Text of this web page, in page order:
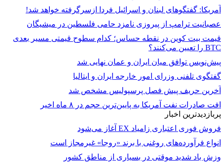
آمریکا: گفتگوهای لبنان و اسرائیل فردا ازسرگرفته خواهد شد!
عصبانیت ترامپ از پیروزی نامزد حامی فلسطین در میشیگان
قیمت بیت کوین در نقطه حساس؛ کدام سطوح قیمتی مسیر بعدی
BTC را تعیین می‌کنند؟
پیش‌نویس توافق میان ایران و عمان نهایی شد
گفتگوی تلفنی وزرای امور خارجه ایران و ایتالیا
آخرین حریف پیش فصل پرسپولیس مشخص شد
افت صادرات نفت آمریکا به پایین‌ترین حجم در ۸ ماه اخیر
پربازدیدترین اخبار
فروش فوری اعتباری زامیاد EX آغاز می‌شود
انواع فرآورده‌های روغنی با برند «روجا» غیرمجاز است
وزش باد شدید موقتی در بسیاری از مناطق کشور